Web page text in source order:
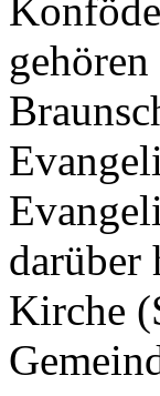
darüber
Kirche